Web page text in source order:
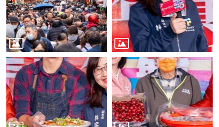
業
務
資
訊
線
上
服
務
公